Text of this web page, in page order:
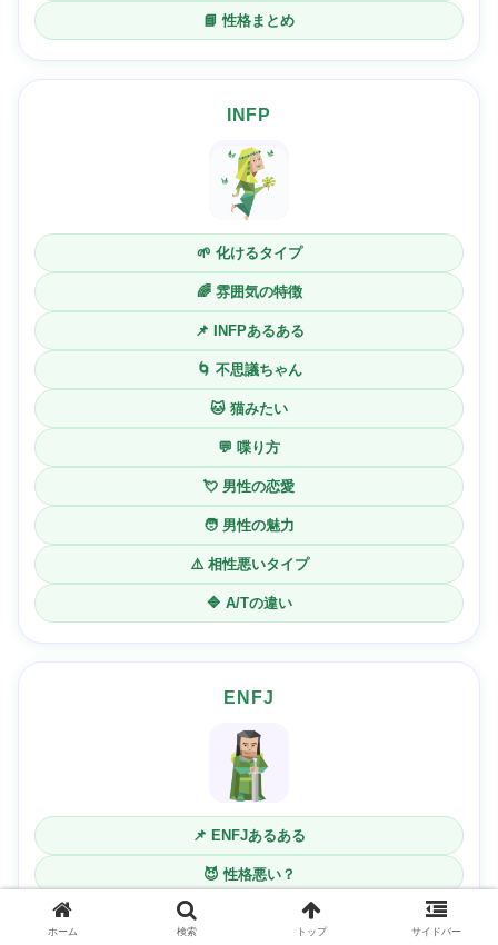
📘 性格まとめ
INFP
🌱 化けるタイプ
🌈 雰囲気の特徴
📌 INFPあるある
🌀 不思議ちゃん
🐱 猫みたい
💬 喋り方
💘 男性の恋愛
🧑 男性の魅力
⚠️ 相性悪いタイプ
🔷 A/Tの違い
ENFJ
📌 ENFJあるある
😈 性格悪い？
ホーム 検索 トップ サイドバー